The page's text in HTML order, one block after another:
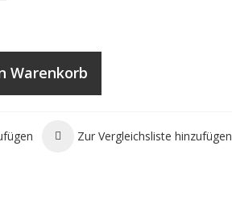
Warenkorb
Zur Vergleichsliste hinzufügen